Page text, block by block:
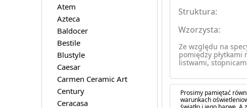
Struktura:
Wzorzysta:
Ze względu na
pomiędzy płytkami
listwami,
Prosimy pamiętać
warunkach
Atem
Azteca
Baldocer
Bestile
Blustyle
Caesar
Carmen Ceramic Art
Century
Ceracasa